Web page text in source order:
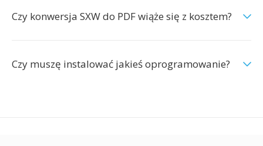
Czy konwersja SXW do PDF wiąże się z kosztem?
Czy muszę instalować jakieś oprogramowanie?